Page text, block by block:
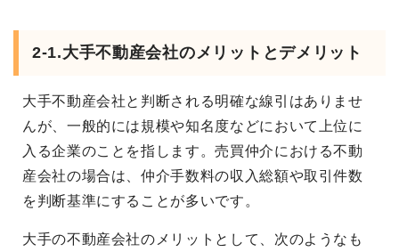
2-1.大手不動産会社のメリットとデメリット
大手不動産会社と判断される明確な線引はありませ
んが、一般的には規模や知名度などにおいて上位に
入る企業のことを指します。売買仲介における不動
産会社の場合は、仲介手数料の収入総額や取引件数
を判断基準にすることが多いです。
大手の不動産会社のメリットとして、次のようなも